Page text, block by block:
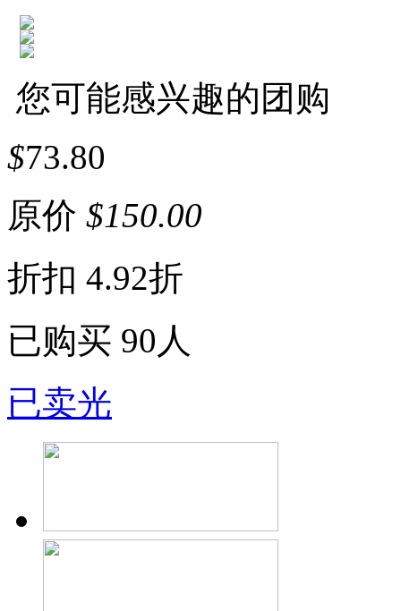
您可能感兴趣的团购
$73.80
原价 $150.00
折扣 4.92折
已购买 90人
已卖光